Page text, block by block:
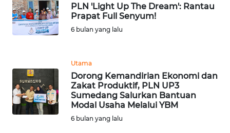
PLN 'Light Up The Dream': Rantau
Prapat Full Senyum!
6 bulan yang lalu
Utama
Dorong Kemandirian Ekonomi dan
Zakat Produktif, PLN UP3
Sumedang Salurkan Bantuan
Modal Usaha Melalui YBM
6 bulan yang lalu
PEDOMAN
MEDIA
REDAKSI
KARIR